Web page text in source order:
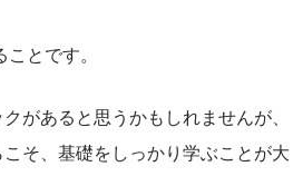
とです。
があると思うかもしれませんが、
そ、基礎をしっかり学ぶことが大